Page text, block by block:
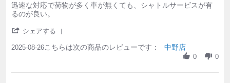
Review by 東京都中野区 on 26 Aug 2025
review stating 迅速な対応で荷物が多く車が無くても、シャトルサ
迅速な対応で荷物が多く車が無くても、シャトルサービスが有
るのが良い。
シェアする
2025-08-26こちらは次の商品のレビューです： 中野店
0 0